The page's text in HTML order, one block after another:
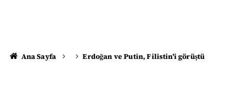
Ana Sayfa Erdoğan ve Putin, Filistin'i görüştü